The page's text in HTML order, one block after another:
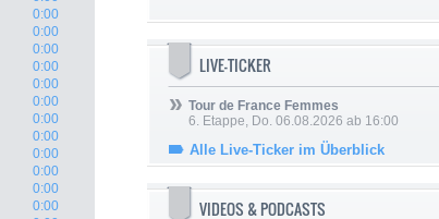
0:00
0:00
0:00
0:00
0:00
0:00
0:00
0:00
0:00
0:00
0:00
0:00
LIVE-TICKER
Tour de France Femmes
6. Etappe, Do. 06.08.2026 ab 16:00
Alle Live-Ticker im Überblick
VIDEOS & PODCASTS